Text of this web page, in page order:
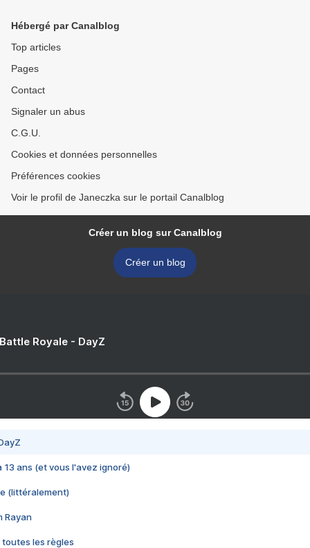
Hébergé par Canalblog
Top articles
Pages
Contact
Signaler un abus
C.G.U.
Cookies et données personnelles
Préférences cookies
Voir le profil de Janeczka sur le portail Canalblog
Créer un blog sur Canalblog
Créer un blog
Royale - DayZ
13 ans (et vous l'avez ignoré)
(littéralement)
Rayan
toutes les règles